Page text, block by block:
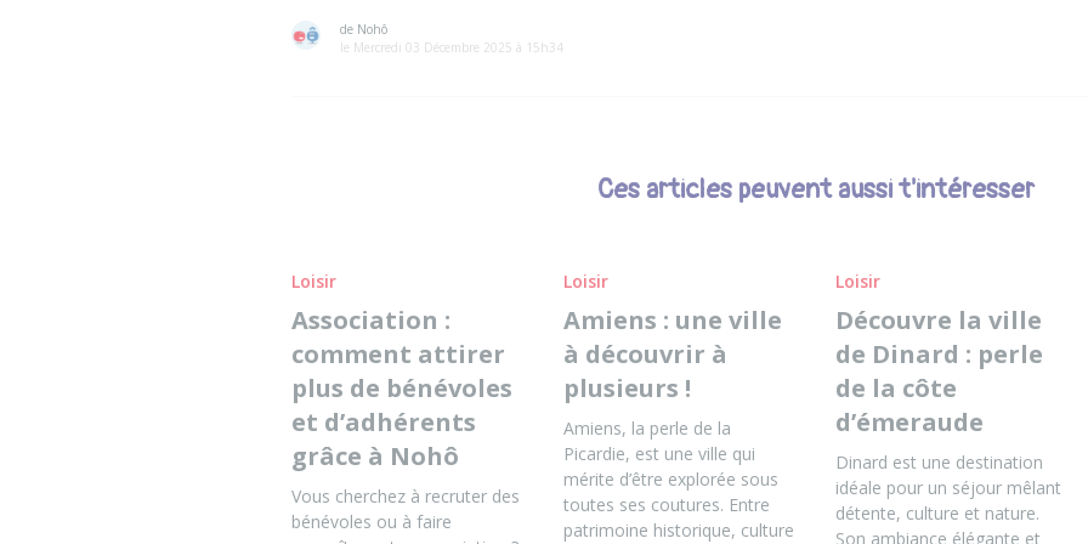
de Nohô
le Mercredi 03 Décembre 2025 à 15h34
Ces articles peuvent aussi t'intéresser
Loisir
Association :
comment attirer
plus de bénévoles
et d’adhérents
grâce à Nohô
Vous cherchez à recruter des
bénévoles ou à faire
Loisir
Amiens : une ville
à découvrir à
plusieurs !
Amiens, la perle de la
Picardie, est une ville qui
mérite d’être explorée sous
toutes ses coutures. Entre
patrimoine historique, culture
Loisir
Découvre la ville
de Dinard : perle
de la côte
d’émeraude
Dinard est une destination
idéale pour un séjour mêlant
détente, culture et nature.
Son ambiance élégante et